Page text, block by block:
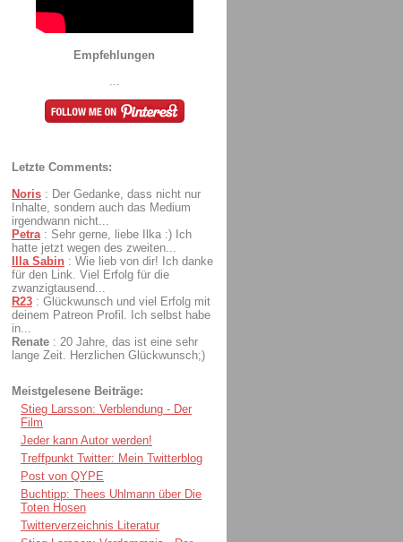
Empfehlungen
Letzte Comments:
Noris : Der Gedanke, dass nicht nur
Inhalte, sondern auch das Medium
irgendwann nicht...
Petra : Sehr gerne, liebe Ilka :) Ich
hatte jetzt wegen des zweiten...
Illa Sabin : Wie lieb von dir! Ich danke
für den Link. Viel Erfolg für die
zwanzigtausend...
R23 : Glückwunsch und viel Erfolg mit
deinem Patreon Profil. Ich selbst habe
in...
Renate : 20 Jahre, das ist eine sehr
lange Zeit. Herzlichen Glückwunsch;)
Meistgelesene Beiträge:
Stieg Larsson: Verblendung - Der
Film
Jeder kann Autor werden!
Treffpunkt Twitter: Mein Twitterblog
Post von QYPE
Buchtipp: Thees Uhlmann über Die
Toten Hosen
Twitterverzeichnis Literatur